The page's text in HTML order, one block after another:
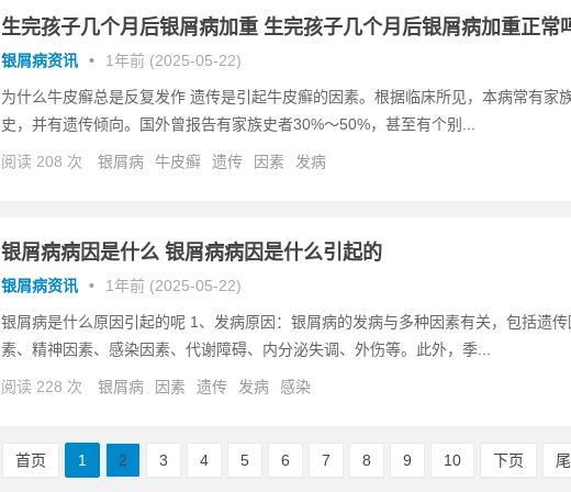
生完孩子几个月后银屑病加重 生完孩子几个月后银屑病加重正常
银屑病资讯 • 1年前 (2025-05-22)
为什么牛皮癣总是反复发作 遗传是引起牛皮癣的因素。根据临床所见，本病常有家
史，并有遗传倾向。国外曾报告有家族史者30%～50%，甚至有个别...
阅读 208 次 银屑病 牛皮癣 遗传 因素 发病
银屑病病因是什么 银屑病病因是什么引起的
银屑病资讯 • 1年前 (2025-05-22)
银屑病是什么原因引起的呢 1、发病原因：银屑病的发病与多种因素有关，包括遗传
素、精神因素、感染因素、代谢障碍、内分泌失调、外伤等。此外，季...
阅读 228 次 银屑病 因素 遗传 发病 感染
首页 1 2 3 4 5 6 7 8 9 10 下页